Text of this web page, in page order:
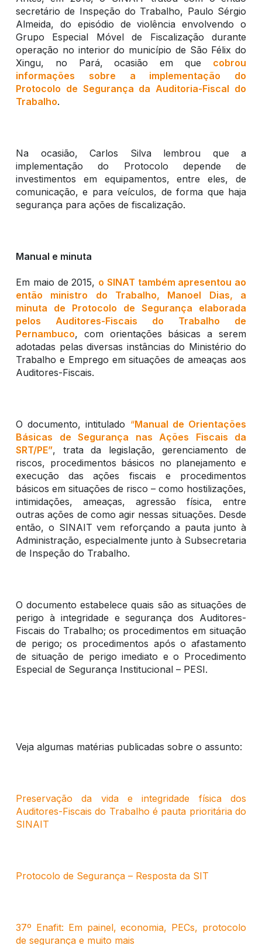
secretário de Inspeção do Trabalho, Paulo Sérgio
Almeida, do episódio de violência envolvendo o
Grupo Especial Móvel de Fiscalização durante
operação no interior do município de São Félix do
Xingu, no Pará, ocasião em que cobrou
informações sobre a implementação do
Protocolo de Segurança da Auditoria-Fiscal do
Trabalho.
Na ocasião, Carlos Silva lembrou que a
implementação do Protocolo depende de
investimentos em equipamentos, entre eles, de
comunicação, e para veículos, de forma que haja
segurança para ações de fiscalização.
Manual e minuta
Em maio de 2015, o SINAT também apresentou ao
então ministro do Trabalho, Manoel Dias, a
minuta de Protocolo de Segurança elaborada
pelos Auditores-Fiscais do Trabalho de
Pernambuco, com orientações básicas a serem
adotadas pelas diversas instâncias do Ministério do
Trabalho e Emprego em situações de ameaças aos
Auditores-Fiscais.
O documento, intitulado “Manual de Orientações
Básicas de Segurança nas Ações Fiscais da
SRT/PE”, trata da legislação, gerenciamento de
riscos, procedimentos básicos no planejamento e
execução das ações fiscais e procedimentos
básicos em situações de risco – como hostilizações,
intimidações, ameaças, agressão física, entre
outras ações de como agir nessas situações. Desde
então, o SINAIT vem reforçando a pauta junto à
Administração, especialmente junto à Subsecretaria
de Inspeção do Trabalho.
O documento estabelece quais são as situações de
perigo à integridade e segurança dos Auditores-
Fiscais do Trabalho; os procedimentos em situação
de perigo; os procedimentos após o afastamento
de situação de perigo imediato e o Procedimento
Especial de Segurança Institucional – PESI.
Veja algumas matérias publicadas sobre o assunto:
Preservação da vida e integridade física dos
Auditores-Fiscais do Trabalho é pauta prioritária do
SINAIT
Protocolo de Segurança – Resposta da SIT
37º Enafit: Em painel, economia, PECs, protocolo
de segurança e muito mais